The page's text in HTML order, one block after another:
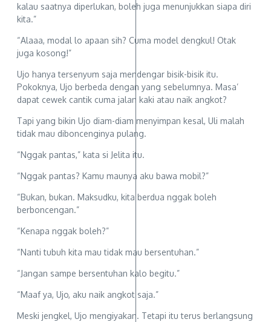
kalau saatnya diperlukan, boleh juga menunjukkan siapa diri
kita.”
“Alaaa, modal lo apaan sih? Cuma model dengkul! Otak
juga kosong!”
Ujo hanya tersenyum saja mendengar bisik-bisik itu.
Pokoknya, Ujo berbeda dengan yang sebelumnya. Masa’
dapat cewek cantik cuma jalan kaki atau naik angkot?
Tapi yang bikin Ujo diam-diam menyimpan kesal, Uli malah
tidak mau diboncenginya pulang.
“Nggak pantas,” kata si Jelita itu.
“Nggak pantas? Kamu maunya aku bawa mobil?”
“Bukan, bukan. Maksudku, kita berdua nggak boleh
berboncengan.”
“Kenapa nggak boleh?”
“Nanti tubuh kita mau tidak mau bersentuhan.”
“Jangan sampe bersentuhan kalo begitu.”
“Maaf ya, Ujo, aku naik angkot saja.”
Meski jengkel, Ujo mengiyakan. Tetapi itu terus berlangsung